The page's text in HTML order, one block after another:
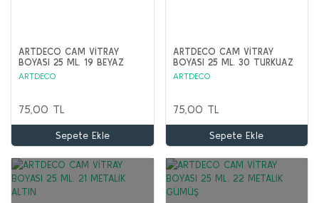
ARTDECO CAM VİTRAY
BOYASI 25 ML. 19 BEYAZ
ARTDECO
75,00 TL
Sepete Ekle
ARTDECO CAM VİTRAY
BOYASI 25 ML. 30 TURKUAZ
ARTDECO
75,00 TL
Sepete Ekle